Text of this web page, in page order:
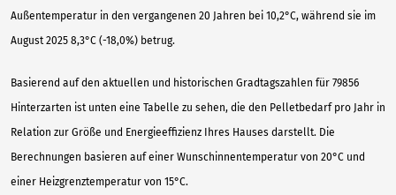
Außentemperatur in den vergangenen 20 Jahren bei 10,2°C, während sie im
August 2025 8,3°C (-18,0%) betrug.
Basierend auf den aktuellen und historischen Gradtagszahlen für 79856
Hinterzarten ist unten eine Tabelle zu sehen, die den Pelletbedarf pro Jahr in
Relation zur Größe und Energieeffizienz Ihres Hauses darstellt. Die
Berechnungen basieren auf einer Wunschinnentemperatur von 20°C und
einer Heizgrenztemperatur von 15°C.